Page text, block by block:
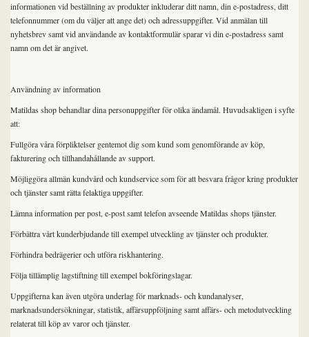
informationen vid beställning av produkter inkluderar ditt namn, din e-postadress, ditt
telefonnummer (om du väljer att ange det) och adressuppgifter. Vid anmälan till
nyhetsbrev samt vid användande av kontaktformulär sparar vi din e-postadress samt
namn om det är angivet.
Användning av information
Matildas shop behandlar dina personuppgifter för olika ändamål. Huvudsakligen i syfte
att:
Fullgöra våra förpliktelser gentemot dig som kund som genomförande av köp,
fakturering och tillhandahållande av support.
Möjliggöra allmän kundvård och kundservice som för att besvara frågor kring produkter
och tjänster samt rätta felaktiga uppgifter.
Lämna information per post, e-post samt telefon avseende Matildas shops tjänster.
Förbättra vårt kunderbjudande till exempel utveckling av tjänster och produkter.
Förhindra bedrägerier och utföra riskhantering.
Följa tillämplig lagstiftning till exempel bokföringslagar.
Uppgifterna kan även utgöra underlag för marknads- och kundanalyser,
marknadsundersökningar, statistik, affärsuppföljning samt affärs- och metodutveckling
relaterat till köp av varor och tjänster.